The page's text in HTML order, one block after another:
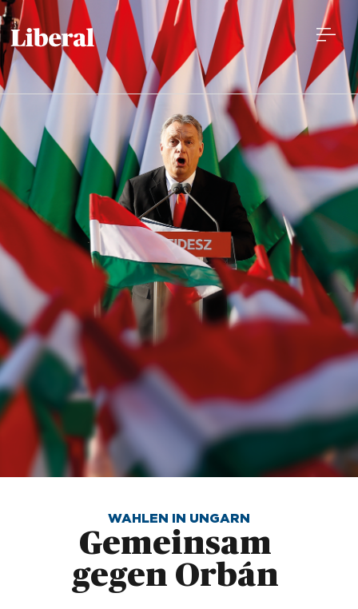
WAHLEN IN UNGARN
Gemeinsam
gegen Orbán